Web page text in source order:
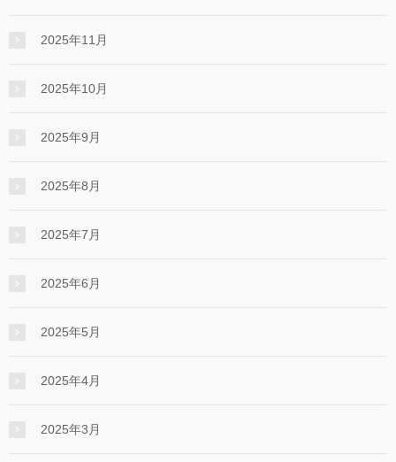
2025年11月
2025年10月
2025年9月
2025年8月
2025年7月
2025年6月
2025年5月
2025年4月
2025年3月